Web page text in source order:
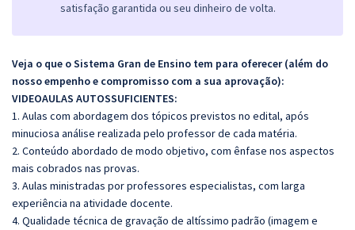
satisfação garantida ou seu dinheiro de volta.
Veja o que o Sistema Gran de Ensino tem para oferecer (além do
nosso empenho e compromisso com a sua aprovação):
VIDEOAULAS AUTOSSUFICIENTES:
1. Aulas com abordagem dos tópicos previstos no edital, após
minuciosa análise realizada pelo professor de cada matéria.
2. Conteúdo abordado de modo objetivo, com ênfase nos aspectos
mais cobrados nas provas.
3. Aulas ministradas por professores especialistas, com larga
experiência na atividade docente.
4. Qualidade técnica de gravação de altíssimo padrão (imagem e